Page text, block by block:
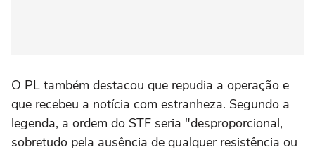
O PL também destacou que repudia a operação e
que recebeu a notícia com estranheza. Segundo a
legenda, a ordem do STF seria "desproporcional,
sobretudo pela ausência de qualquer resistência ou